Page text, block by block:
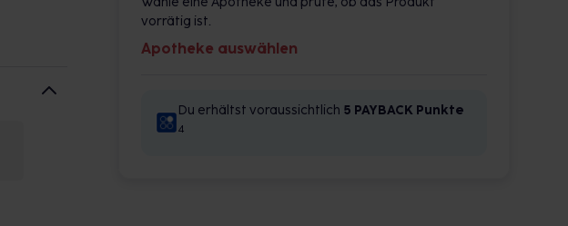
vorrätig ist.
Apotheke auswählen
Du erhältst voraussichtlich 5 PAYBACK Punkte
4